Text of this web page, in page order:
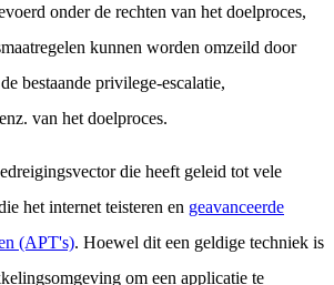
onder de rechten van het doelproces,
kunnen worden omzeild door
bestaande privilege-escalatie,
van het doelproces.
die heeft geleid tot vele
het internet teisteren en geavanceerde
(APT's). Hoewel dit een geldige techniek is
om een applicatie te